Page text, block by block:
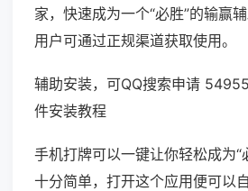
家，快速成为一个“必胜”的输赢
用户可通过正规渠道获取使用。
辅助安装，可QQ搜索申请
件安装教程
手机打牌可以一键让你轻松成为“
十分简单，打开这个应用便可以